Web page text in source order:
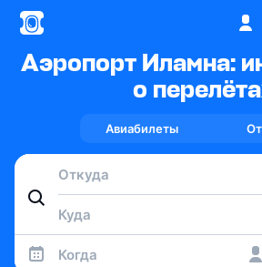
Аэропорт Иламна:
о
Авиабилеты
Когда